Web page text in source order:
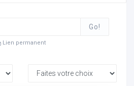
Go!
Lien permanent